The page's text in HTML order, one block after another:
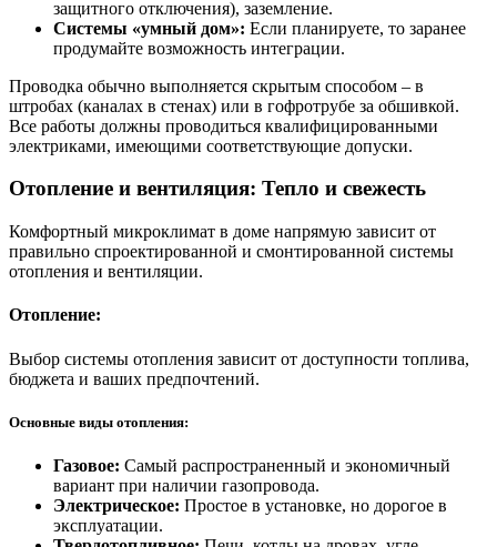
защитного отключения), заземление.
Системы «умный дом»: Если планируете, то заранее
продумайте возможность интеграции.
Проводка обычно выполняется скрытым способом – в
штробах (каналах в стенах) или в гофротрубе за обшивкой.
Все работы должны проводиться квалифицированными
электриками, имеющими соответствующие допуски.
Отопление и вентиляция: Тепло и свежесть
Комфортный микроклимат в доме напрямую зависит от
правильно спроектированной и смонтированной системы
отопления и вентиляции.
Отопление:
Выбор системы отопления зависит от доступности топлива,
бюджета и ваших предпочтений.
Основные виды отопления:
Газовое: Самый распространенный и экономичный
вариант при наличии газопровода.
Электрическое: Простое в установке, но дорогое в
эксплуатации.